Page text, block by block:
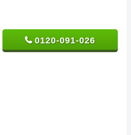
0120-091-026